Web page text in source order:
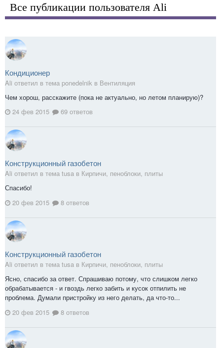
Все публикации пользователя Ali
Кондиционер
Ali ответил в тема ponedelnik в Вентиляция
Чем хорош, расскажите (пока не актуально, но летом планирую)?
24 фев 2015
69 ответов
Конструкционный газобетон
Ali ответил в тема tusa в Кирпичи, пеноблоки, плиты
Спасибо!
20 фев 2015
8 ответов
Конструкционный газобетон
Ali ответил в тема tusa в Кирпичи, пеноблоки, плиты
Ясно, спасибо за ответ. Спрашиваю потому, что слишком легко
обрабатывается - и гвоздь легко забить и кусок отпилить не
проблема. Думали пристройку из него делать, да что-то...
20 фев 2015
8 ответов